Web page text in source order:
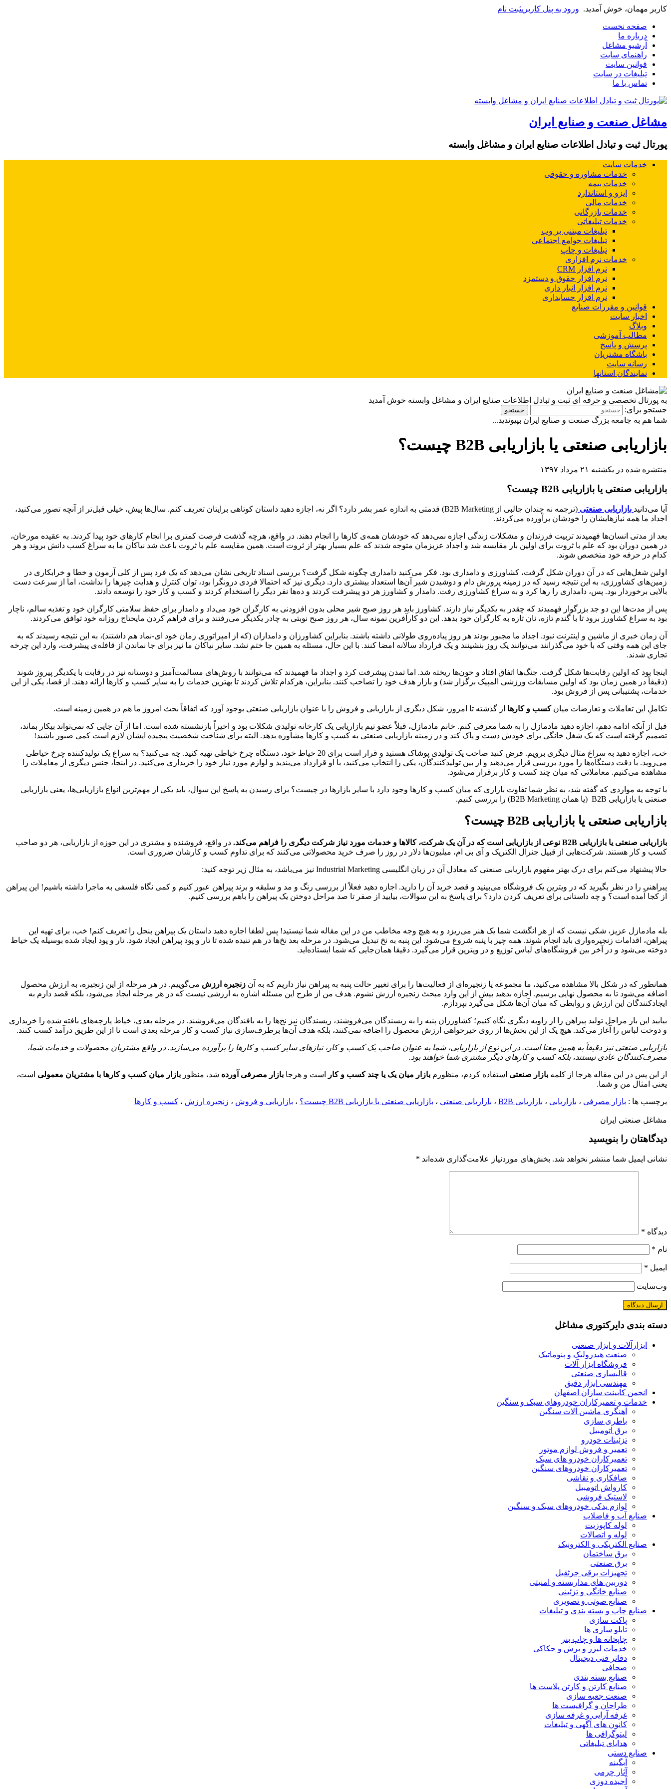
کاربر مهمان، خوش آمدید. ورود به پنل کاربریثبت نام
صفحه نخست
درباره ما
آرشیو مشاغل
راهنمای سایت
قوانین سایت
تبلیغات در سایت
تماس با ما
مشاغل صنعت و صنایع ایران
پورتال ثبت و تبادل اطلاعات صنایع ایران و مشاغل وابسته
خدمات سایت
خدمات مشاوره و حقوقی
خدمات بیمه
ایزو و استاندارد
خدمات مالی
خدمات بازرگانی
خدمات تبلیغاتی
تبلیغات مبتنی بر وب
تبلیغات جوامع اجتماعی
تبلیغات و چاپ
خدمات نرم افزاری
نرم افزار CRM
نرم افزار حقوق و دستمزد
نرم افزار انبار داری
نرم افزار حسابداری
قوانین و مقررات صنایع
اخبار سایت
وبلاگ
مطالب آموزشی
پرسش و پاسخ
باشگاه مشتریان
رسانه سایت
نمایندگان استانها
به پورتال تخصصی و حرفه ای ثبت و تبادل اطلاعات صنایع ایران و مشاغل وابسته خوش آمدید
جستجو برای:
شما هم به جامعه بزرگ صنعت و صنایع ایران بپیوندید...
بازاریابی صنعتی یا بازاریابی B2B چیست؟
منتشره شده در یکشنبه ۲۱ مرداد ۱۳۹۷
بازاریابی صنعتی یا بازاریابی B2B چیست؟
آیا می‌دانید بازاریابی صنعتی
(ترجمه نه چندان جالبی از B2B Marketing) قدمتی به اندازه عمر بشر دارد؟ اگر نه، اجازه دهید داستان کوتاهی برایتان تعریف کنم. سال‌ها پیش، خیلی قبل‌تر از آنچه تصور می‌کنید،
اجداد ما همه نیازهایشان را خودشان برآورده می‌کردند.
بعد از مدتی انسان‌ها فهمیدند تربیت فرزندان و مشکلات زندگی اجازه نمی‌دهد که خودشان همه‌ی کارها را انجام دهند. در واقع، هرچه گذشت فرصت کمتری برا انجام کارهای خود پیدا کردند. به عقیده مورخان،
در همین دوران بود که علم با ثروت برای اولین بار مقایسه شد و اجداد عزیزمان متوجه شدند که علم بسیار بهتر از ثروت است. همین مقایسه علم با ثروت باعث شد نیاکان ما به سراغ کسب دانش بروند و هر
کدام در حرفه خود متخصص شوند.
اولین شغل‌هایی که در آن دوران شکل گرفت، کشاورزی و دامداری بود. فکر می‌کنید دامداری چگونه شکل گرفت؟ بررسی اسناد تاریخی نشان می‌دهد که یک فرد پس از کلی آزمون و خطا و خرابکاری در
زمین‌های کشاورزی، به این نتیجه رسید که در زمینه پرورش دام و دوشیدن شیر آن‌ها استعداد بیشتری دارد. دیگری نیز که احتمالا فردی درونگرا بود، توان کنترل و هدایت چیزها را نداشت، اما از سرعت دست
بالایی برخوردار بود. پس، دامداری را رها کرد و به سراغ کشاورزی رفت. دامدار و کشاورز هر دو پیشرفت کردند و ده‌ها نفر دیگر را استخدام کردند و کسب و کار خود را توسعه دادند.
پس از مدت‌ها این دو جد بزرگوار فهمیدند که چقدر به یکدیگر نیاز دارند. کشاورز باید هر روز صبح شیر محلی بدون افزودنی به کارگران خود می‌داد و دامدار برای حفظ سلامتی کارگران خود و تغذیه سالم، ناچار
بود به سراغ کشاورز برود تا با گندم تازه، نان تازه به کارگران خود بدهد. این دو کارآفرین نمونه سال، هر روز صبح نوبتی به چادر یکدیگر می‌رفتند و برای فراهم کردن مایحتاج روزانه خود توافق می‌کردند.
آن زمان خبری از ماشین و اینترنت نبود. اجداد ما مجبور بودند هر روز پیاده‌روی طولانی داشته باشند. بنابراین کشاورزان و دامداران (که از امپراتوری زمان خود ای-نماد هم داشتند)، به این نتیجه رسیدند که به
جای این همه وقتی که با خود می‌گذرانند می‌توانند یک روز بنشینند و یک قرارداد سالانه امضا کنند. با این حال، مسئله به همین جا ختم نشد. سایر نیاکان ما نیز برای جا نماندن از قافله‌ی پیشرفت، وارد این چرخه
تجاری شدند.
اینجا بود که اولین رقابت‌ها شکل گرفت. جنگ‌ها اتفاق افتاد و خون‌ها ریخته شد. اما تمدن پیشرفت کرد و اجداد ما فهمیدند که می‌توانند با روش‌های مسالمت‌آمیز و دوستانه نیز در رقابت با یکدیگر پیروز شوند
(دقیقاً در همین زمان بود که اولین مسابقات ورزشی المپیک برگزار شد) و بازار هدف خود را تصاحب کنند. بنابراین، هرکدام تلاش کردند تا بهترین خدمات را به سایر کسب و کارها ارائه دهند. از قضا، یکی از این
خدمات، پشتیبانی پس از فروش بود.
تکاملِ این تعاملات و تعارضات میانکسب و کارها از گذشته تا امروز، شکل دیگری از بازاریابی و فروش را با عنوان بازاریابی صنعتی بوجود آورد که اتفاقاً بحث امروز ما هم در همین زمینه است.
قبل از آنکه ادامه دهم، اجازه دهید مادمازل را به شما معرفی کنم. خانم مادمازل، قبلاً عضو تیم بازاریابی یک کارخانه تولیدی شکلات بود و اخیراً بازنشسته شده است. اما از آن جایی که نمی‌تواند بیکار بماند،
تصمیم گرفته است که یک شغل خانگی برای خودش دست و پاک کند و در زمینه بازاریابی صنعتی به کسب و کارها مشاوره بدهد. البته برای شناخت شخصیت پیچیده ایشان لازم است کمی صبور باشید!
خب، اجازه دهید به سراغ مثال دیگری برویم. فرض کنید صاحب یک تولیدی پوشاک هستید و قرار است برای 20 خیاط خود، دستگاه چرخ خیاطی تهیه کنید. چه می‌کنید؟ به سراغ یک تولیدکننده چرخ خیاطی
می‌روید. با دقت دستگاه‌ها را مورد بررسی قرار می‌دهید و از بین تولیدکنندگان، یکی را انتخاب می‌کنید، با او قرارداد می‌بندید و لوازم مورد نیاز خود را خریداری می‌کنید. در اینجا، جنس دیگری از معاملات را
مشاهده می‌کنیم. معاملاتی که میان چند کسب و کار برقرار می‌شود.
با توجه به مواردی که گفته شد، به نظر شما تفاوت بازاری که میان کسب و کارها وجود دارد با سایر بازارها در چیست؟ برای رسیدن به پاسخ این سوال، باید یکی از مهم‌ترین انواع بازاریابی‌ها، یعنی بازاریابی
صنعتی یا بازاریابی B2B (یا همان B2B Marketing) را بررسی کنیم.
بازاریابی صنعتی یا بازاریابی B2B چیست؟
بازاریابی صنعتی یا بازاریابی B2B نوعی از بازاریابی است که در آن یک شرکت، کالاها و خدمات مورد نیاز شرکت دیگری را فراهم می‌کند.
در واقع، فروشنده و مشتری در این حوزه از بازاریابی، هر دو صاحب
کسب و کار هستند. شرکت‌هایی از قبیل جنرال الکتریک و آی بی ام، میلیون‌ها دلار در روز را صرف خرید محصولاتی می‌کنند که برای تداوم کسب و کارشان ضروری است.
حالا پیشنهاد می‌کنم برای درک بهتر مفهوم بازاریابی صنعتی که معادل آن در زبان انگلیسی Industrial Marketing نیز می‌باشد، به مثال زیر توجه کنید:
پیراهنی را در نظر بگیرید که در ویترین یک فروشگاه می‌بینید و قصد خرید آن را دارید. اجازه دهید فعلاً از بررسی رنگ و مد و سلیقه و برند پیراهن عبور کنیم و کمی نگاه فلسفی به ماجرا داشته باشیم! این پیراهن
از کجا آمده است؟ و چه داستانی برای تعریف کردن دارد؟ برای پاسخ به این سوالات، بیایید از صفر تا صد مراحل دوختن یک پیراهن را باهم بررسی کنیم.
بله مادمازل عزیز، شکی نیست که از هر انگشت شما یک هنر می‌ریزد و به هیچ وجه مخاطب من در این مقاله شما نیستید! پس لطفا اجازه دهید داستان یک پیراهن بنجل را تعریف کنم! خب، برای تهیه این
پیراهن، اقدامات زنجیره‌واری باید انجام شوند. همه چیز با پنبه شروع می‌شود. این پنبه به نخ تبدیل می‌شود. در مرحله بعد نخ‌ها در هم تنیده شده تا تار و پود پیراهن ایجاد شود. تار و پود ایجاد شده بوسیله یک خیاط
دوخته می‌شود و در آخر بین فروشگاه‌های لباس توزیع و در ویترین قرار می‌گیرد. دقیقا همان‌جایی که شما ایستاده‌اید.
همانطور که در شکل بالا مشاهده می‌کنید، ما مجموعه یا زنجیره‌ای از فعالیت‌ها را برای تغییر حالت پنبه به پیراهن نیاز داریم که به آن زنجیره ارزش می‌گوییم. در هر مرحله از این زنجیره، به ارزش محصول
اضافه می‌شود تا به محصول نهایی برسیم. اجازه بدهید بیش از این وارد مبحث زنجیره ارزش نشوم. هدف من از طرح این مسئله اشاره به ارزشی نیست که در هر مرحله ایجاد می‌شود، بلکه قصد دارم به
ایجادکنندگان این ارزش و روابطی که میان آن‌ها شکل می‌گیرد بپردازم.
بیایید این بار مراحل تولید پیراهن را از زاویه دیگری نگاه کنیم؛ کشاورزان پنبه را به ریسندگان می‌فروشند، ریسندگان نیز نخ‌ها را به بافندگان می‌فروشند. در مرحله بعدی، خیاط پارچه‌های بافته شده را خریداری
و دوخت لباس را آغاز می‌کند. هیچ یک از این بخش‌ها از روی خیرخواهی ارزش محصول را اضافه نمی‌کنند، بلکه هدف آن‌ها برطرف‌سازی نیاز کسب و کار مرحله بعدی است تا از این طریق درآمد کسب کنند.
بازاریابی صنعتی نیز دقیقاً به همین معنا است. در این نوع از بازاریابی، شما به عنوان صاحب یک کسب و کار، نیازهای سایر کسب و کارها را برآورده می‌سازید. در واقع مشتریان محصولات و خدمات شما،
مصرف‌کنندگان عادی نیستند، بلکه کسب و کارهای دیگر مشتری شما خواهند بود.
از این پس در این مقاله هرجا از کلمه بازار صنعتی استفاده کردم، منظورم بازار میان یک یا چند کسب و کار است و هرجا بازار مصرفی آورده شد، منظور بازار میان کسب و کارها با مشتریان معمولی است،
یعنی امثال من و شما.
برچسب ها : بازار مصرفی ، بازاریابی ، بازاریابی B2B ، بازاریابی صنعتی ، بازاریابی صنعتی یا بازاریابی B2B چیست؟ ، بازاریابی و فروش ، زنجیره ارزش ، کسب و کارها
مشاغل صنعتی ایران
دیدگاهتان را بنویسید
نشانی ایمیل شما منتشر نخواهد شد. بخش‌های موردنیاز علامت‌گذاری شده‌اند *
دیدگاه *
نام *
ایمیل *
وب‌سایت
دسته بندی دایرکتوری مشاغل
ابزارآلات و ابزار صنعتی
صنعت هیدرولیک و پنوماتیک
فروشگاه ابزار آلات
قالبسازی صنعتی
مهندسی ابزار دقیق
انجمن کابینت سازان اصفهان
خدمات و تعمیرکاران خودروهای سبک و سنگین
آهنگری ماشین آلات سنگین
باطری سازی
برق اتومبیل
تزئینات خودرو
تعمیر و فروش لوازم موتور
تعمیرکاران خودرو های سبک
تعمیرکاران خودروهای سنگین
صافکاری و نقاشی
کارواش اتومبیل
لاستیک فروشی
لوازم یدکی خودروهای سبک و سنگین
صنایع آب و فاضلاب
لوله کاپوزیت
لوله و اتصالات
صنایع الکتریکی و الکترونیک
برق ساختمان
برق صنعتی
تجهیزات برقی جرثقیل
دوربین های مداربسته و امنیتی
صنایع خانگی و تزئینی
صنایع صوتی و تصویری
صنایع چاپ و بسته بندی و تبلیغات
پاکت سازی
تابلو سازی ها
چاپخانه ها و چاپ بنر
خدمات لیزر و برش و حکاکی
دفاتر فنی دیجیتال
صحافی
صنایع بسته بندی
صنایع کارتن و کارتن پلاست ها
صنعت جعبه سازی
طراحان و گرافیست ها
غرفه آرایی و غرفه سازی
کانون های آگهی و تبلیغات
لیتوگرافی ها
هدایای تبلیغاتی
صنایع دستی
آبگینه
آثار چرمی
آجیده دوزی